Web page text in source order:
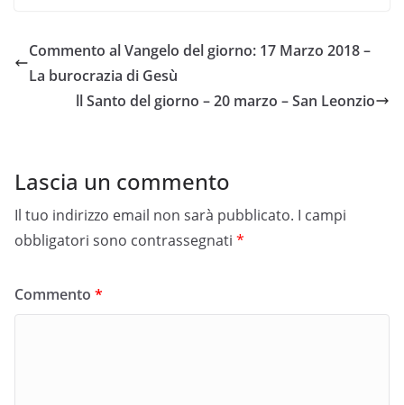
Commento al Vangelo del giorno: 17 Marzo 2018 –
La burocrazia di Gesù
ll Santo del giorno – 20 marzo – San Leonzio
Lascia un commento
Il tuo indirizzo email non sarà pubblicato. I campi
obbligatori sono contrassegnati *
Commento *